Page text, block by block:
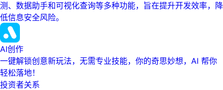
测、数据助手和可视化查询等多种功能，旨在提升开发效率，降
低信息安全风险。
AI创作
一键解锁创意新玩法，无需专业技能，你的奇思妙想，AI 帮你
轻松落地！
投资者关系